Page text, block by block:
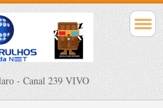
- Canal 239 VIVO